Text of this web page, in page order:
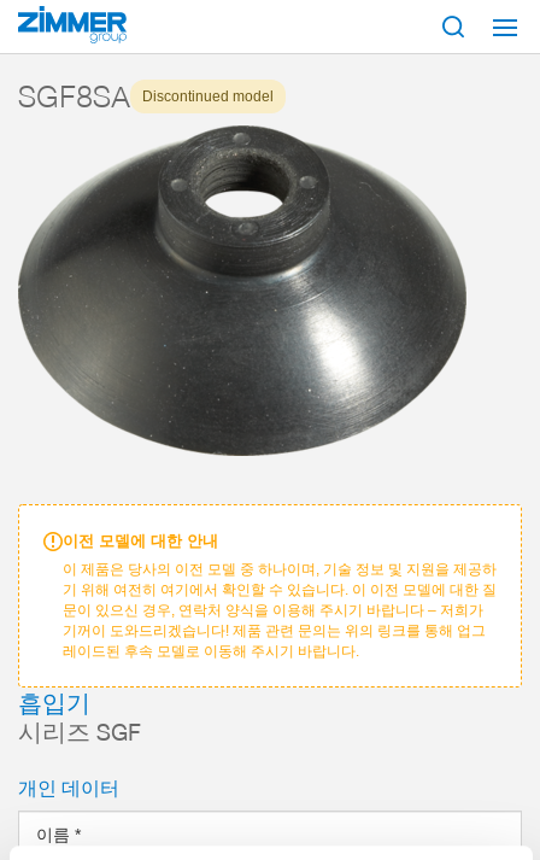
시작 제품 시리즈 SGF
SGF8SA Discontinued model
이전 모델에 대한 안내
이 제품은 당사의 이전 모델 중 하나이며, 기술 정보 및 지원을 제공하
기 위해 여전히 여기에서 확인할 수 있습니다. 이 이전 모델에 대한 질
문이 있으신 경우, 연락처 양식을 이용해 주시기 바랍니다 – 저희가
기꺼이 도와드리겠습니다! 제품 관련 문의는 위의 링크를 통해 업그
레이드된 후속 모델로 이동해 주시기 바랍니다.
흡입기
시리즈 SGF
개인 데이터
이름 *